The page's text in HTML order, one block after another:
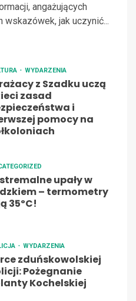
angażujących
jak uczynić...
WYDARZENIA
z Szadku uczą
zasad
i
pomocy na
upały w
– termometry
35ºC!
WYDARZENIA
zduńskowolskiej
Pożegnanie
Kochelskiej